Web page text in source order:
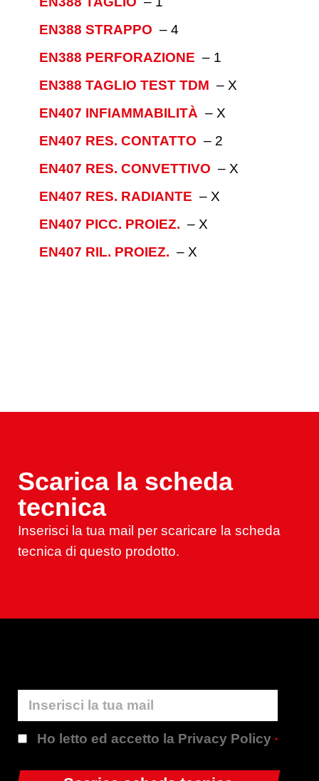
EN388 STRAPPO – 4
EN388 PERFORAZIONE – 1
EN388 TAGLIO TEST TDM – X
EN407 INFIAMMABILITÀ – X
EN407 RES. CONTATTO – 2
EN407 RES. CONVETTIVO – X
EN407 RES. RADIANTE – X
EN407 PICC. PROIEZ. – X
EN407 RIL. PROIEZ. – X
Scarica la scheda
tecnica
Inserisci la tua mail per scaricare la scheda
tecnica di questo prodotto.
Ho letto ed accetto la Privacy Policy*